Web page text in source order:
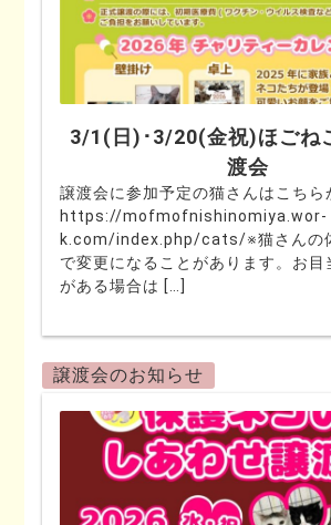
3/1(日)･3/20(金祝)ほごね
渡会
譲渡会に参加予定の猫さんはこち
https://mofmofnishinomiya.wor-
k.com/index.php/cats/※猫さんの
で変更になることがあります。お目
がある場合は […]
譲渡会のお知らせ